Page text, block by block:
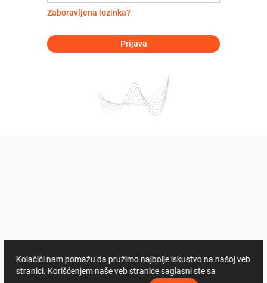
Zaboravljena lozinka?
Prijava
Kolačići nam pomažu da pružimo najbolje iskustvo na našoj veb
stranici. Korišćenjem naše veb stranice saglasni ste sa